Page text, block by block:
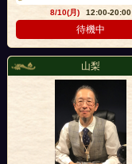
8/10(月)
12:00-20:00
待機中
山梨